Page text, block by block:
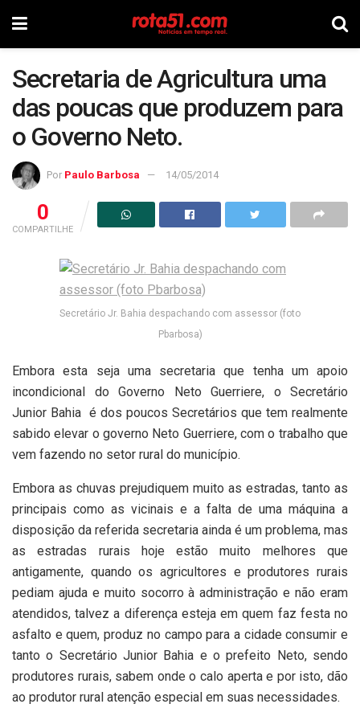
Secretaria de Agricultura uma
das poucas que produzem para
o Governo Neto.
Por Paulo Barbosa 14/05/2014
0
COMPARTILHE
Secretário Jr. Bahia despachando com assessor (foto
Pbarbosa)
Embora esta seja uma secretaria que tenha um apoio
incondicional do Governo Neto Guerriere, o Secretário
Junior Bahia é dos poucos Secretários que tem realmente
sabido elevar o governo Neto Guerriere, com o trabalho que
vem fazendo no setor rural do município.
Embora as chuvas prejudiquem muito as estradas, tanto as
principais como as vicinais e a falta de uma máquina a
disposição da referida secretaria ainda é um problema, mas
as estradas rurais hoje estão muito melhores que
antigamente, quando os agricultores e produtores rurais
pediam ajuda e muito socorro à administração e não eram
atendidos, talvez a diferença esteja em quem faz festa no
asfalto e quem, produz no campo para a cidade consumir e
tanto o Secretário Junior Bahia e o prefeito Neto, sendo
produtores rurais, sabem onde o calo aperta e por isto, dão
ao produtor rural atenção especial em suas necessidades.